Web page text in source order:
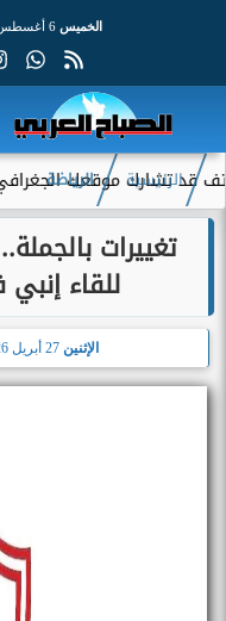
الخميس
موقعك الجغرافي مع
الرئيسية الرياضة
تغييرات
للقاء
الإثنين